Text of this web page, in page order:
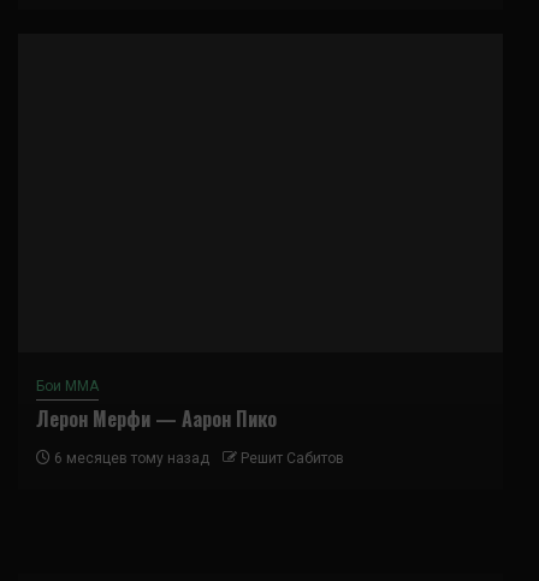
Бои ММА
Лерон Мерфи — Аарон Пико
6 месяцев тому назад Решит Сабитов